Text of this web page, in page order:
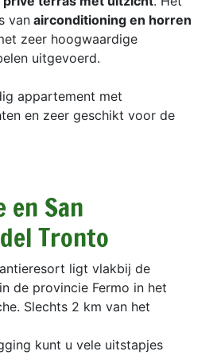
van airconditioning en horren
zeer hoogwaardige
uitgevoerd.
appartement met
en zeer geschikt voor de
en San
Tronto
ligt vlakbij de
de provincie Fermo in het
Slechts 2 km van het
kunt u vele uitstapjes